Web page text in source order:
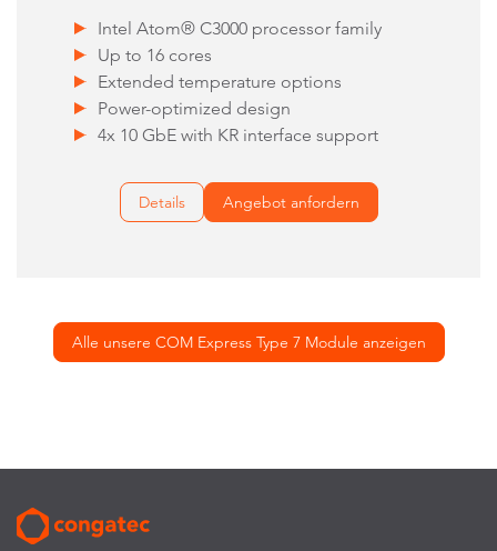
Intel Atom® C3000 processor family
Up to 16 cores
Extended temperature options
Power-optimized design
4x 10 GbE with KR interface support
Details Angebot anfordern
Alle unsere COM Express Type 7 Module anzeigen